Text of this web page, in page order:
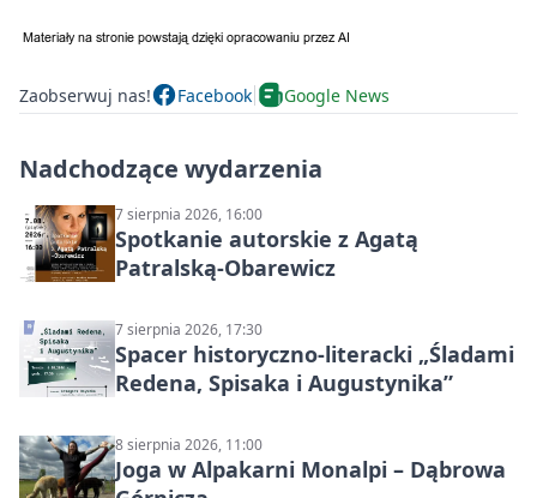
Zaobserwuj nas! Facebook Google News
Nadchodzące wydarzenia
7 sierpnia 2026, 16:00
Spotkanie autorskie z Agatą
Patralską-Obarewicz
7 sierpnia 2026, 17:30
Spacer historyczno-literacki „Śladami
Redena, Spisaka i Augustynika”
8 sierpnia 2026, 11:00
Joga w Alpakarni Monalpi – Dąbrowa